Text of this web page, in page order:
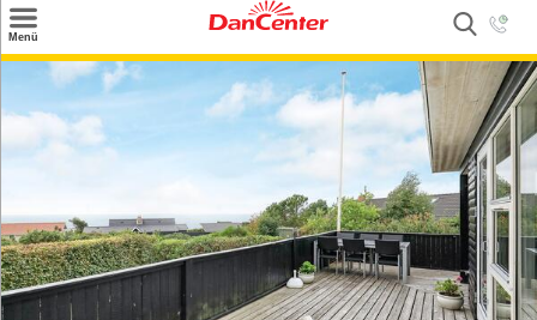
Menü
Suchen
Urlaubsziele
Angebote
Inspiration
Kontakt